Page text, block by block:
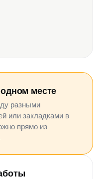
месте
разными
или закладками в
прямо из